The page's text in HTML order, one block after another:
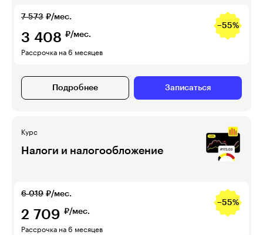
7 573 ₽/мес.
−55%
3 408 ₽/мес.
Рассрочка на 6 месяцев
Подробнее Записаться
Курс
Налоги и налогообложение
6 019 ₽/мес.
−55%
2 709 ₽/мес.
Рассрочка на 6 месяцев